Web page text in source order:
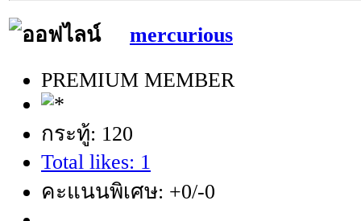
mercurious
PREMIUM MEMBER
กระทู้: 120
Total likes: 1
คะแนนพิเศษ: +0/-0